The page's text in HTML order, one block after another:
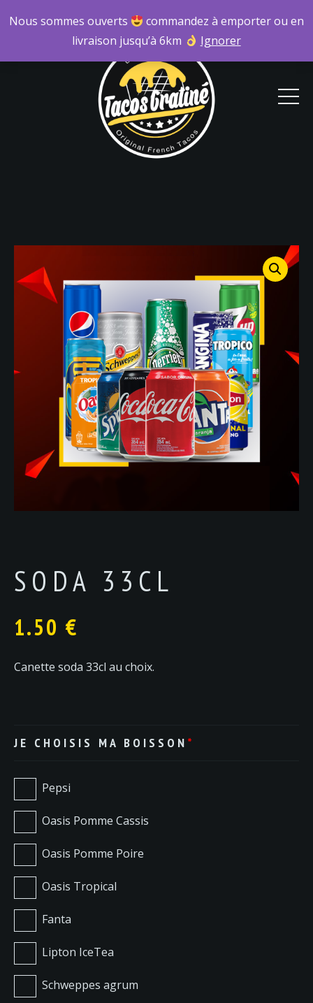
SODA 33CL
1.50 €
Canette soda 33cl au choix.
JE CHOISIS MA BOISSON *
Pepsi
Oasis Pomme Cassis
Oasis Pomme Poire
Oasis Tropical
Fanta
Lipton IceTea
Schweppes agrum
Nous sommes ouverts
commandez à emporter ou en
livraison jusqu’à 6km
Ignorer